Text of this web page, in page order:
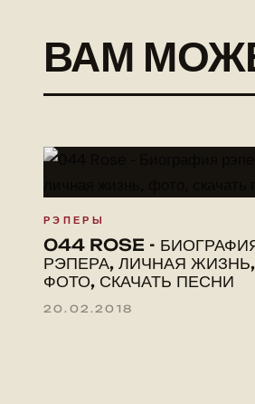
ВАМ
РЭПЕРЫ
044 ROSE -
РЭПЕРА, ЛИЧНАЯ ЖИЗНЬ,
ФОТО, СКАЧАТЬ ПЕСНИ
20.02.2018